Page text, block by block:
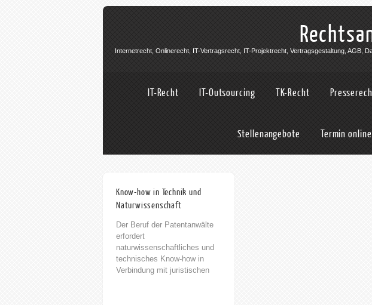
Internetrecht, Onlinerecht, IT-Vertragsrecht, IT-Projektrecht, Vertragsgestaltung, AGB,
IT-Recht IT-Outsourcing TK-Recht
Stellenangebote Termin
Know-how in Technik und
Naturwissenschaft
Der Beruf der Patentanwälte
erfordert
naturwissenschaftliches und
technisches Know-how in
Verbindung mit juristischen